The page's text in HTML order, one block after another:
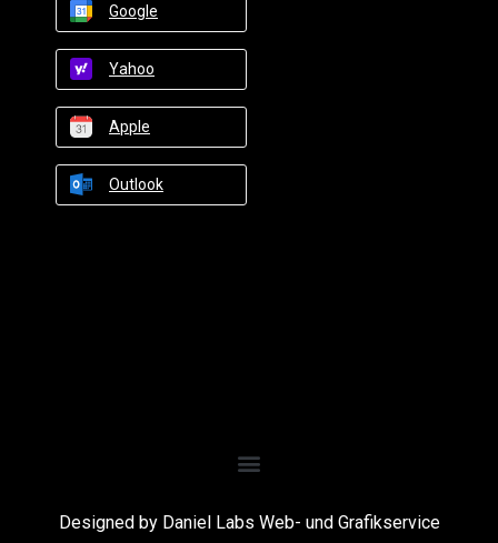
Google
Yahoo
Apple
Outlook
Designed by Daniel Labs Web- und Grafikservice